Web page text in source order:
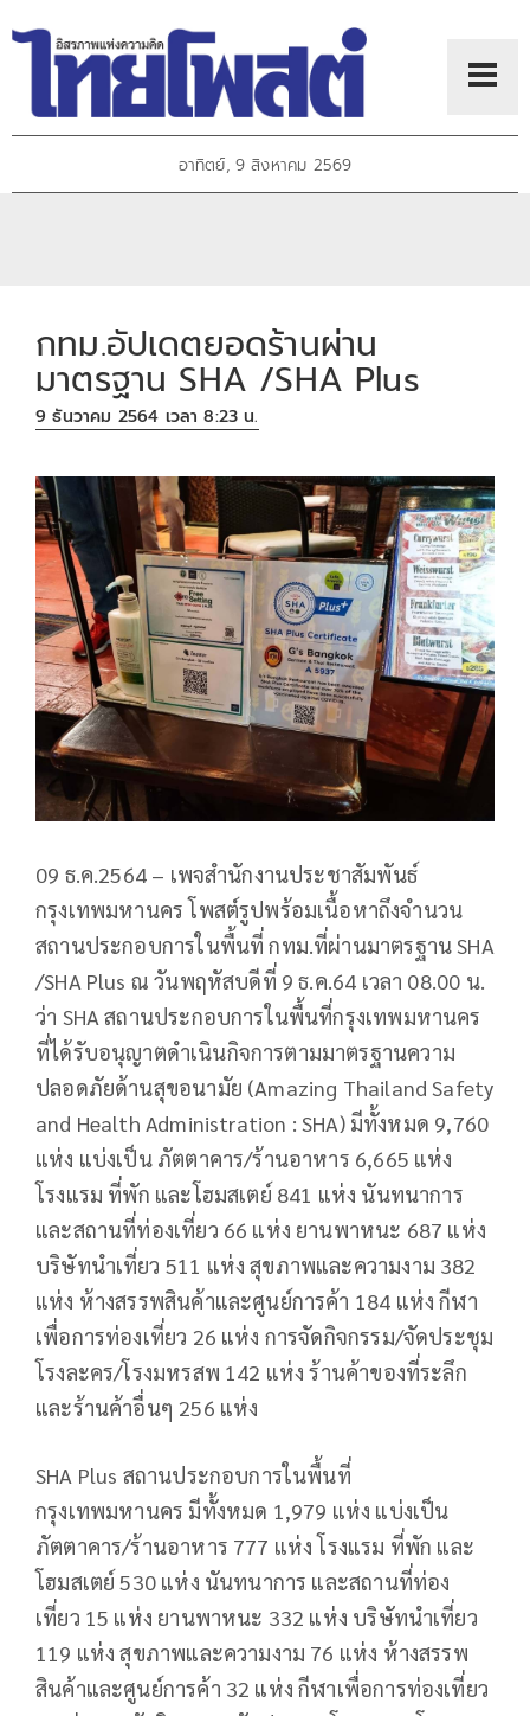
อาทิตย์, 9 สิงหาคม 2569
กทม.อัปเดตยอดร้านผ่าน
มาตรฐาน SHA /SHA Plus
9 ธันวาคม 2564 เวลา 8:23 น.
09 ธ.ค.2564 – เพจสำนักงานประชาสัมพันธ์
กรุงเทพมหานคร โพสต์รูปพร้อมเนื้อหาถึงจำนวน
สถานประกอบการในพื้นที่ กทม.ที่ผ่านมาตรฐาน SHA
/SHA Plus ณ วันพฤหัสบดีที่ 9 ธ.ค.64 เวลา 08.00 น.
ว่า SHA สถานประกอบการในพื้นที่กรุงเทพมหานคร
ที่ได้รับอนุญาตดำเนินกิจการตามมาตรฐานความ
ปลอดภัยด้านสุขอนามัย (Amazing Thailand Safety
and Health Administration : SHA) มีทั้งหมด 9,760
แห่ง แบ่งเป็น ภัตตาคาร/ร้านอาหาร 6,665 แห่ง
โรงแรม ที่พัก และโฮมสเตย์ 841 แห่ง นันทนาการ
และสถานที่ท่องเที่ยว 66 แห่ง ยานพาหนะ 687 แห่ง
บริษัทนำเที่ยว 511 แห่ง สุขภาพและความงาม 382
แห่ง ห้างสรรพสินค้าและศูนย์การค้า 184 แห่ง กีฬา
เพื่อการท่องเที่ยว 26 แห่ง การจัดกิจกรรม/จัดประชุม
โรงละคร/โรงมหรสพ 142 แห่ง ร้านค้าของที่ระลึก
และร้านค้าอื่นๆ 256 แห่ง
SHA Plus สถานประกอบการในพื้นที่
กรุงเทพมหานคร มีทั้งหมด 1,979 แห่ง แบ่งเป็น
ภัตตาคาร/ร้านอาหาร 777 แห่ง โรงแรม ที่พัก และ
โฮมสเตย์ 530 แห่ง นันทนาการ และสถานที่ท่อง
เที่ยว 15 แห่ง ยานพาหนะ 332 แห่ง บริษัทนำเที่ยว
119 แห่ง สุขภาพและความงาม 76 แห่ง ห้างสรรพ
สินค้าและศูนย์การค้า 32 แห่ง กีฬาเพื่อการท่องเที่ยว